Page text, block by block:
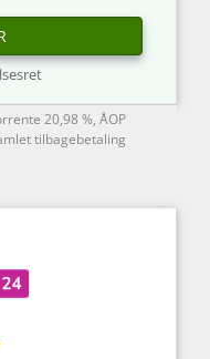
20,98 %, ÅOP
tilbagebetaling